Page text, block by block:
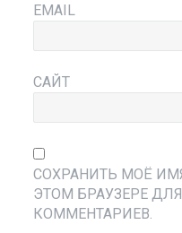
EMAIL
САЙТ
СОХРАНИТЬ МОЁ
ЭТОМ БРАУЗЕРЕ
КОММЕНТАРИЕВ.